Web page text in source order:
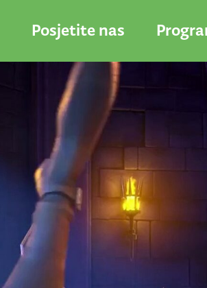
Posjetite nas